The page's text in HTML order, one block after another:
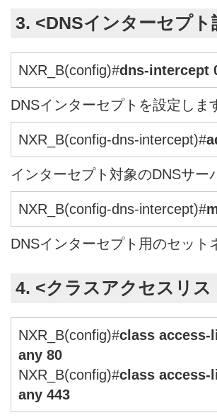
3. <DNSインターセプト
NXR_B(config)#dns-intercept
DNSインターセプトを設定しま
NXR_B(config-dns-intercept)#
インターセプト対象のDNSサ
NXR_B(config-dns-intercept)#
DNSインターセプト用のセット
4. <クラスアクセスリス
NXR_B(config)#class access-
any 80
NXR_B(config)#class access-
any 443